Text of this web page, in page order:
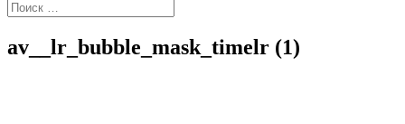
av__lr_bubble_mask_timelr (1)